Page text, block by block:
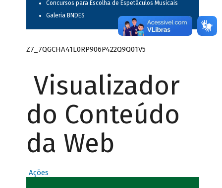
Concursos para Escolha de Espetáculos Musicais
Galeria BNDES
Z7_7QGCHA41L0RP906P422Q9Q01V5
Visualizador
do Conteúdo
da Web
Ações